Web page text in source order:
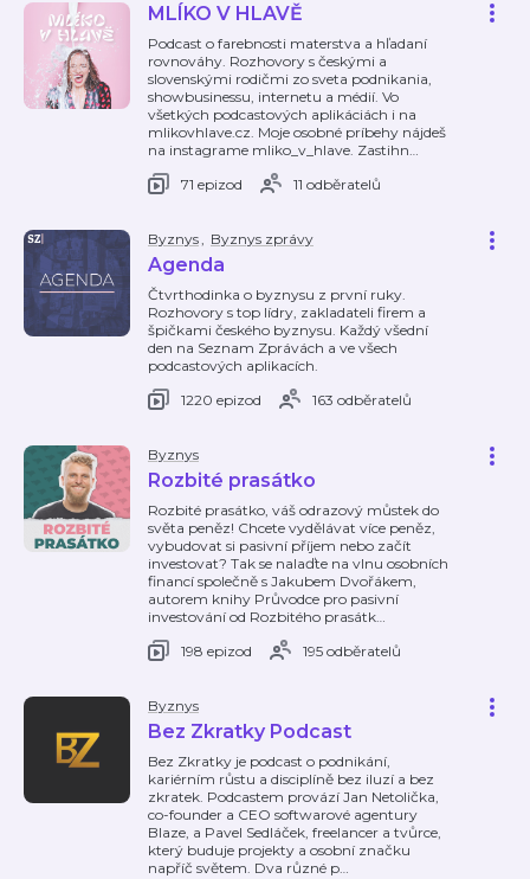
MLÍKO V HLAVĚ
Podcast o farebnosti materstva a hľadaní
rovnováhy. Rozhovory s českými a
slovenskými rodičmi zo sveta podnikania,
showbusinessu, internetu a médií. Vo
všetkých podcastových aplikáciách i na
mlikovhlave.cz. Moje osobné príbehy nájdeš
na instagrame mliko_v_hlave. Zastihn…
71 epizod
11 odběratelů
Byznys, Byznys zprávy
Agenda
Čtvrthodinka o byznysu z první ruky.
Rozhovory s top lídry, zakladateli firem a
špičkami českého byznysu. Každý všední
den na Seznam Zprávách a ve všech
podcastových aplikacích.
1220 epizod
163 odběratelů
Byznys
Rozbité prasátko
Rozbité prasátko, váš odrazový můstek do
světa peněz! Chcete vydělávat více peněz,
vybudovat si pasivní příjem nebo začít
investovat? Tak se nalaďte na vlnu osobních
financí společně s Jakubem Dvořákem,
autorem knihy Průvodce pro pasivní
investování od Rozbitého prasátk…
198 epizod
195 odběratelů
Byznys
Bez Zkratky Podcast
Bez Zkratky je podcast o podnikání,
kariérním růstu a disciplíně bez iluzí a bez
zkratek. Podcastem provází Jan Netolička,
co-founder a CEO softwarové agentury
Blaze, a Pavel Sedláček, freelancer a tvůrce,
který buduje projekty a osobní značku
napříč světem. Dva různé p…